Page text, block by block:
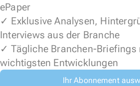
ePaper
✓ Exklusive Analysen,
Interviews aus der Branche
✓ Tägliche Branchen-Briefings
wichtigsten Entwicklungen
Ihr Abonnement